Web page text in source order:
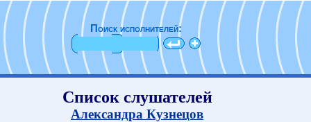
Поиск исполнителей:
Список слушателей
Александра Кузнецов